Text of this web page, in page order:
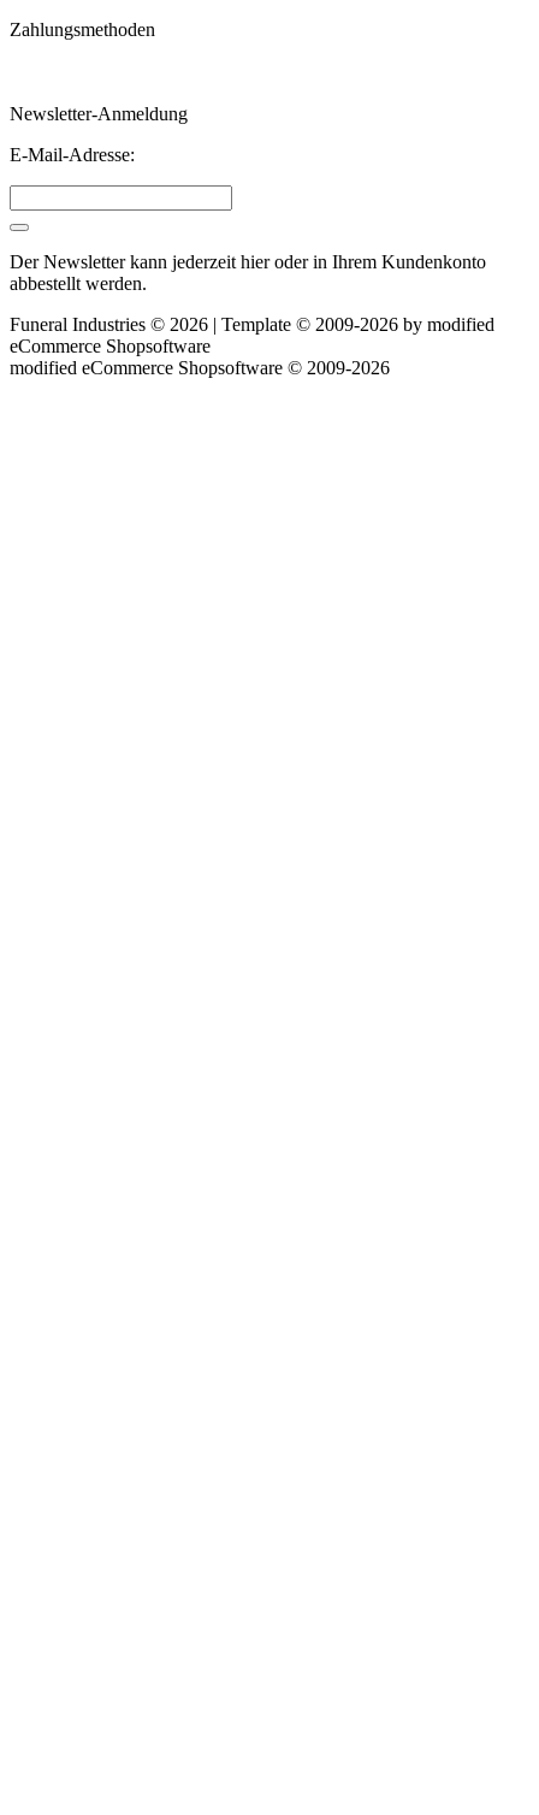
Zahlungsmethoden
Newsletter-Anmeldung
E-Mail-Adresse:
Der Newsletter kann jederzeit hier oder in Ihrem Kundenkonto
abbestellt werden.
Funeral Industries © 2026 | Template © 2009-2026 by modified
eCommerce Shopsoftware
modified eCommerce Shopsoftware © 2009-2026